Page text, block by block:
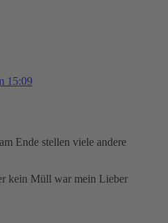
15:09
Ende stellen viele andere
kein Müll war mein Lieber